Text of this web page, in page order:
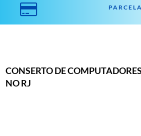

CONSERTO DE
NO RJ